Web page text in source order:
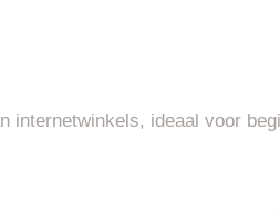
internetwinkels, ideaal voor